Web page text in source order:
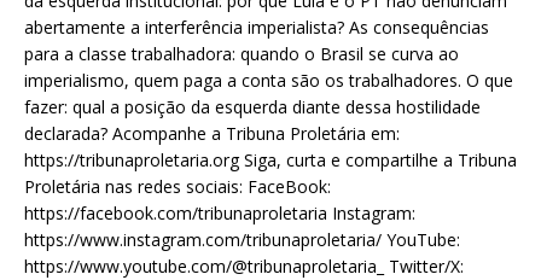
abertamente a interferência imperialista? As consequências
para a classe trabalhadora: quando o Brasil se curva ao
imperialismo, quem paga a conta são os trabalhadores. O que
fazer: qual a posição da esquerda diante dessa hostilidade
declarada? Acompanhe a Tribuna Proletária em:
https://tribunaproletaria.org Siga, curta e compartilhe a Tribuna
Proletária nas redes sociais: FaceBook:
https://facebook.com/tribunaproletaria Instagram:
https://www.instagram.com/tribunaproletaria/ YouTube:
https://www.youtube.com/@tribunaproletaria_ Twitter/X: